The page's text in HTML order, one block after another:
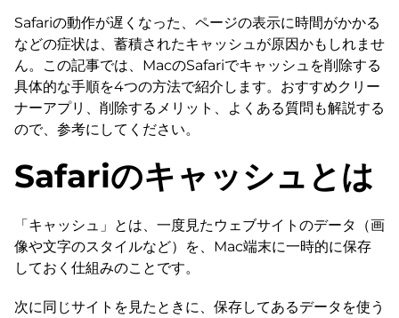
Safariの動作が遅くなった、ページの表示に時間がかかる
などの症状は、蓄積されたキャッシュが原因かもしれませ
ん。この記事では、MacのSafariでキャッシュを削除する
具体的な手順を4つの方法で紹介します。おすすめクリー
ナーアプリ、削除するメリット、よくある質問も解説する
ので、参考にしてください。
Safariのキャッシュとは
「キャッシュ」とは、一度見たウェブサイトのデータ（画
像や文字のスタイルなど）を、Mac端末に一時的に保存
しておく仕組みのことです。
次に同じサイトを見たときに、保存してあるデータを使う